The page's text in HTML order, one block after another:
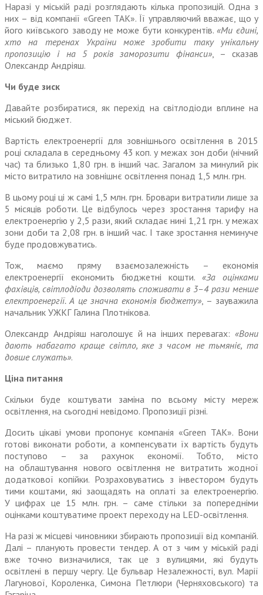
Наразі у міській раді розглядають кілька пропозицій. Одна з
них – від компанії «Green TAK». Її управляючий вважає, що у
його київського заводу не може бути конкурентів. «Ми єдині,
хто на теренах України може зробити таку унікальну
пропозицію і на 5 років заморозити фінанси», – сказав
Олександр Андріяш.
Чи буде зиск
Давайте розбиратися, як перехід на світлодіоди вплине на
міський бюджет.
Вартість електроенергії для зовнішнього освітлення в 2015
році складала в середньому 43 коп. у межах зон доби (нічний
час) та близько 1,80 грн. в інший час. Загалом за минулий рік
місто витратило на зовнішнє освітлення понад 1,5 млн. грн.
В цьому році ці ж самі 1,5 млн. грн. Бровари витратили лише за
5 місяців роботи. Це відбулось через зростання тарифу на
електроенергію у 2,5 рази, який складає нині 1,21 грн. у межах
зони доби та 2,08 грн. в інший час. І таке зростання неминуче
буде продовжуватись.
Тож, маємо пряму взаємозалежність – економія
електроенергії економить бюджетні кошти. «За оцінками
фахівців, світлодіоди дозволять споживати в 3–4 рази менше
електроенергії. А це значна економія бюджету», – зауважила
начальник УЖКГ Галина Плотнікова.
Олександр Андріяш наголошує й на інших перевагах: «Вони
дають набагато краще світло, яке з часом не тьмяніє, та
довше служать».
Ціна питання
Скільки буде коштувати заміна по всьому місту мереж
освітлення, на сьогодні невідомо. Пропозиції різні.
Досить цікаві умови пропонує компанія «Green TAK». Вони
готові виконати роботи, а компенсувати їх вартість будуть
поступово – за рахунок економії. Тобто, місто
на облаштування нового освітлення не витратить жодної
додаткової копійки. Розраховуватись з інвестором будуть
тими коштами, які заощадять на оплаті за електро­енергію.
У цифрах це 15 млн. грн. – саме стільки за попередніми
оцінками коштуватиме проект переходу на LED-освітлення.
На разі ж місцеві чиновники збирають пропозиції від компаній.
Далі – планують провести тендер. А от з чим у міській раді
вже точно визначилися, так це з вулицями, які будуть
освітлені в першу чергу. Це бульвар Незалежності, вул. Марії
Лагунової, Короленка, Симона Петлюри (Черняховського) та